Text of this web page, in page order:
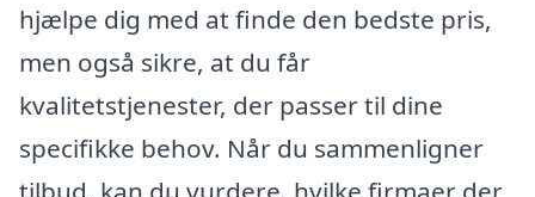
hjælpe dig med at finde den bedste pris,
men også sikre, at du får
kvalitetstjenester, der passer til dine
specifikke behov. Når du sammenligner